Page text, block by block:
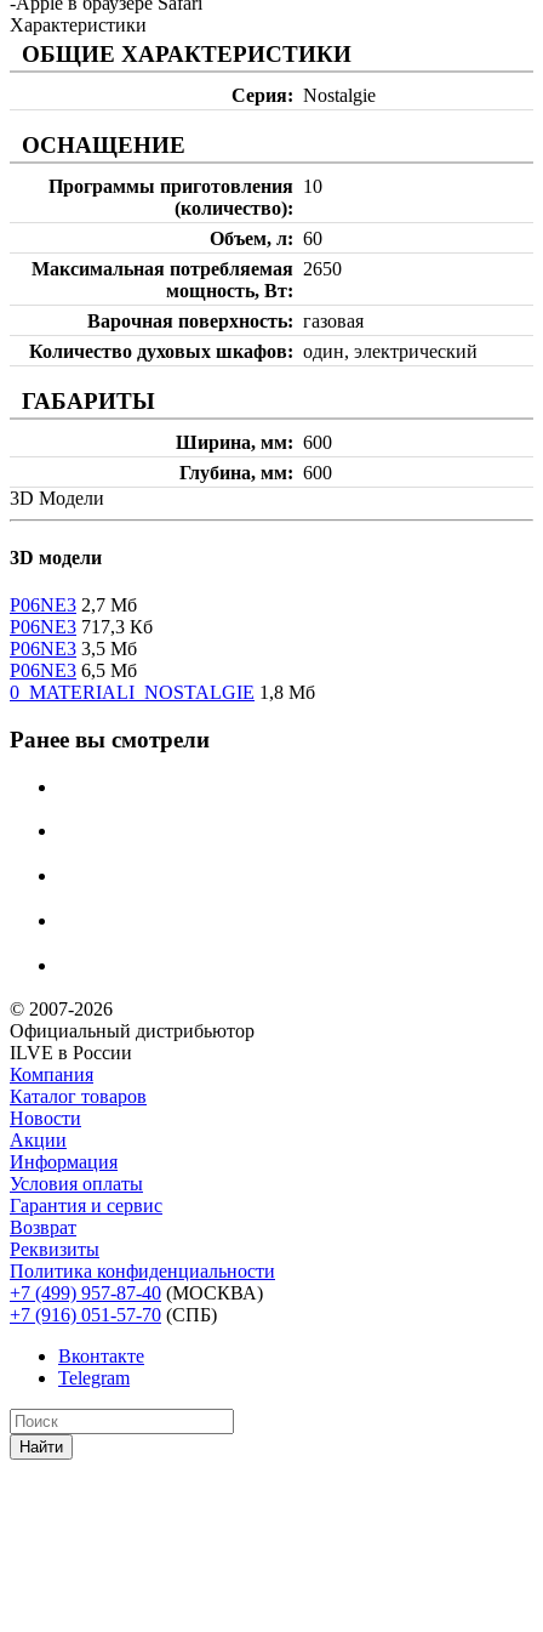
Характеристики
ОБЩИЕ ХАРАКТЕРИСТИКИ
Серия Nostalgie
ОСНАЩЕНИЕ
Программы приготовления
(количество)
10
Объем, л
60
Максимальная потребляемая
мощность, Вт
2650
Варочная поверхность
газовая
Количество духовых шкафов
один, электрический
ГАБАРИТЫ
Ширина, мм
600
Глубина, мм
600
3D Модели
3D модели
P06NE3 2,7 Мб
P06NE3 717,3 Кб
P06NE3 3,5 Мб
P06NE3 6,5 Мб
0_MATERIALI_NOSTALGIE 1,8 Мб
Ранее вы смотрели
© 2007-2026
Официальный дистрибьютoр
ILVE в России
Компания
Каталог товаров
Новости
Акции
Информация
Условия оплаты
Гарантия и сервис
Возврат
Реквизиты
Политика конфиденциальности
+7 (499) 957-87-40 (МОСКВА)
+7 (916) 051-57-70 (СПБ)
Вконтакте
Telegram
Найти